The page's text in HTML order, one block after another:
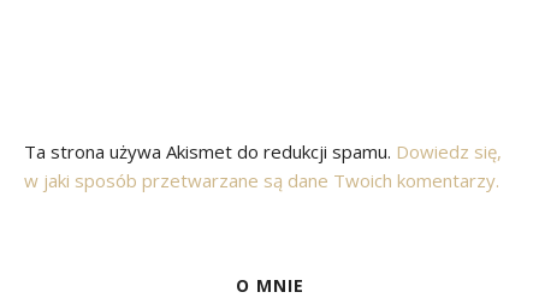
Ta strona używa Akismet do redukcji spamu. Dowiedz się,
w jaki sposób przetwarzane są dane Twoich komentarzy.
O MNIE